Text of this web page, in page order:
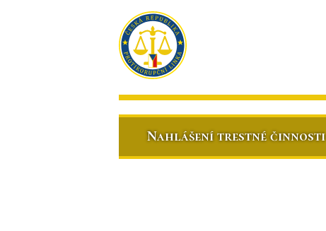
Nahlášení trestné činnosti